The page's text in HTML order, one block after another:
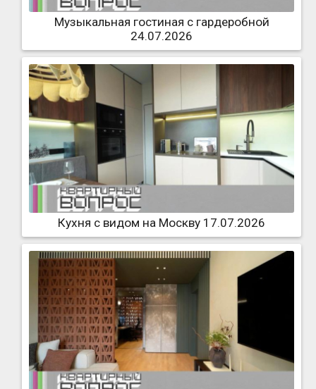
Музыкальная гостиная с гардеробной
24.07.2026
Кухня с видом на Москву 17.07.2026